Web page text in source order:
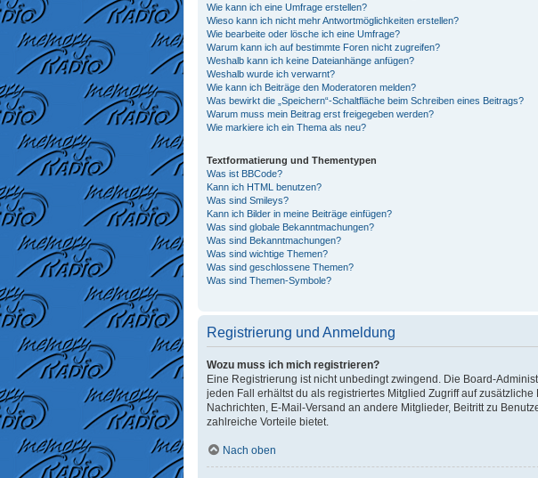
Wie kann ich eine Umfrage erstellen?
Wieso kann ich nicht mehr Antwortmöglichkeiten erstellen?
Wie bearbeite oder lösche ich eine Umfrage?
Warum kann ich auf bestimmte Foren nicht zugreifen?
Weshalb kann ich keine Dateianhänge anfügen?
Weshalb wurde ich verwarnt?
Wie kann ich Beiträge den Moderatoren melden?
Was bewirkt die „Speichern“-Schaltfläche beim Schreiben eines Beitrags?
Warum muss mein Beitrag erst freigegeben werden?
Wie markiere ich ein Thema als neu?
Textformatierung und Thementypen
Was ist BBCode?
Kann ich HTML benutzen?
Was sind Smileys?
Kann ich Bilder in meine Beiträge einfügen?
Was sind globale Bekanntmachungen?
Was sind Bekanntmachungen?
Was sind wichtige Themen?
Was sind geschlossene Themen?
Was sind Themen-Symbole?
Registrierung und Anmeldung
Wozu muss ich mich registrieren?
Eine Registrierung ist nicht unbedingt zwingend. Die Board-
jeden Fall erhältst du als registriertes Mitglied Zugriff auf
Nachrichten, E-Mail-Versand an andere Mitglieder, Beitritt zu
zahlreiche Vorteile bietet.
Nach oben